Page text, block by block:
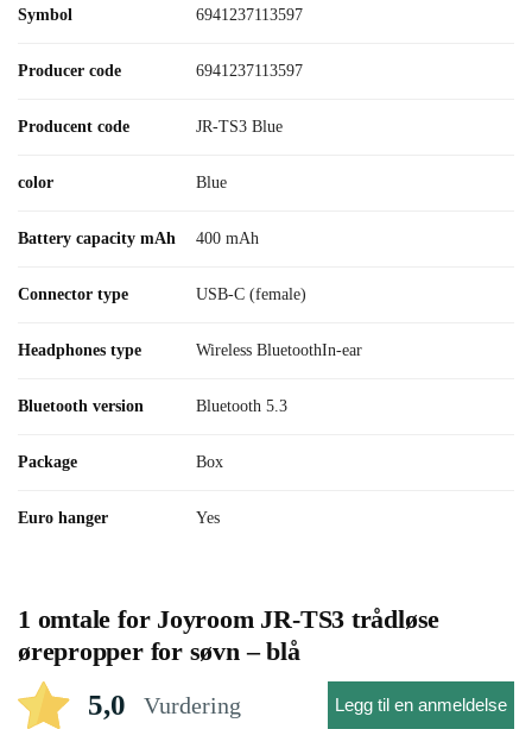
Symbol 6941237113597
Producer code 6941237113597
Producent code JR-TS3 Blue
color Blue
Battery capacity mAh 400 mAh
Connector type USB-C (female)
Headphones type Wireless BluetoothIn-ear
Bluetooth version Bluetooth 5.3
Package Box
Euro hanger Yes
1 omtale for Joyroom JR-TS3 trådløse
ørepropper for søvn – blå
5,0 Vurdering Legg til en anmeldelse